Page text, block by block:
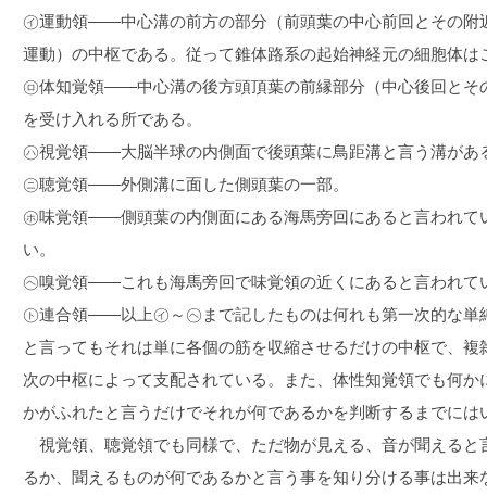
㋑運動領――中心溝の前方の部分（前頭葉の中心前回とその附
運動）の中枢である。従って錐体路系の起始神経元の細胞体は
㋺体知覚領――中心溝の後方頭頂葉の前縁部分（中心後回とそ
を受け入れる所である。
㋩視覚領――大脳半球の内側面で後頭葉に鳥距溝と言う溝があ
㋥聴覚領――外側溝に面した側頭葉の一部。
㋭味覚領――側頭葉の内側面にある海馬旁回にあると言われて
い。
㋬嗅覚領――これも海馬旁回で味覚領の近くにあると言われて
㋣連合領――以上㋑～㋬まで記したものは何れも第一次的な単
と言ってもそれは単に各個の筋を収縮させるだけの中枢で、
次の中枢によって支配されている。また、体性知覚領でも何
かがふれたと言うだけでそれが何であるかを判断するまでには
視覚領、聴覚領でも同様で、ただ物が見える、音が聞えると
るか、聞えるものが何であるかと言う事を知り分ける事は出